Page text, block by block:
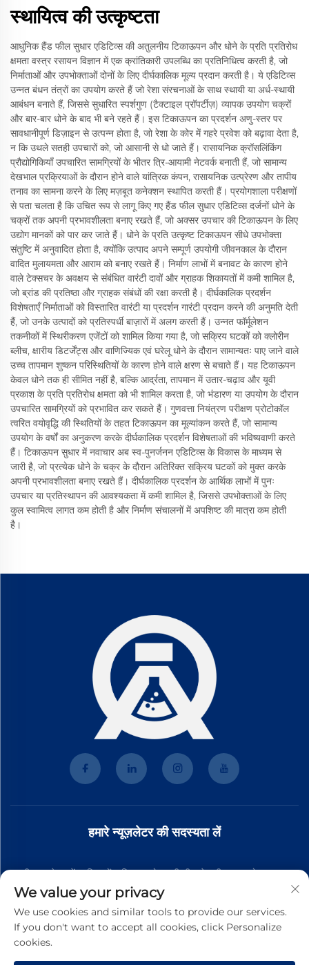
स्थायित्व की उत्कृष्टता
आधुनिक हैंड फील सुधार एडिटिव्स की अतुलनीय टिकाऊपन और धोने के प्रति प्रतिरोध
क्षमता वस्त्र रसायन विज्ञान में एक क्रांतिकारी उपलब्धि का प्रतिनिधित्व करती है, जो
निर्माताओं और उपभोक्ताओं दोनों के लिए दीर्घकालिक मूल्य प्रदान करती है। ये एडिटिव्स
उन्नत बंधन तंत्रों का उपयोग करते हैं जो रेशा संरचनाओं के साथ स्थायी या अर्ध-स्थायी
आबंधन बनाते हैं, जिससे सुधारित स्पर्शगुण (टैक्टाइल प्रॉपर्टीज़) व्यापक उपयोग चक्रों
और बार-बार धोने के बाद भी बने रहते हैं। इस टिकाऊपन का प्रदर्शन अणु-स्तर पर
सावधानीपूर्ण डिज़ाइन से उत्पन्न होता है, जो रेशा के कोर में गहरे प्रवेश को बढ़ावा देता है,
न कि उथले सतही उपचारों को, जो आसानी से धो जाते हैं। रासायनिक क्रॉसलिंकिंग
प्रौद्योगिकियाँ उपचारित सामग्रियों के भीतर त्रि-आयामी नेटवर्क बनाती हैं, जो सामान्य
देखभाल प्रक्रियाओं के दौरान होने वाले यांत्रिक कंपन, रासायनिक उत्प्रेरण और तापीय
तनाव का सामना करने के लिए मज़बूत कनेक्शन स्थापित करती हैं। प्रयोगशाला परीक्षणों
से पता चलता है कि उचित रूप से लागू किए गए हैंड फील सुधार एडिटिव्स दर्जनों धोने के
चक्रों तक अपनी प्रभावशीलता बनाए रखते हैं, जो अक्सर उपचार की टिकाऊपन के लिए
उद्योग मानकों को पार कर जाते हैं। धोने के प्रति उत्कृष्ट टिकाऊपन सीधे उपभोक्ता
संतुष्टि में अनुवादित होता है, क्योंकि उत्पाद अपने सम्पूर्ण उपयोगी जीवनकाल के दौरान
वादित मुलायमता और आराम को बनाए रखते हैं। निर्माण लाभों में बनावट के कारण होने
वाले टेक्सचर के अवक्षय से संबंधित वारंटी दावों और ग्राहक शिकायतों में कमी शामिल है,
जो ब्रांड की प्रतिष्ठा और ग्राहक संबंधों की रक्षा करती है। दीर्घकालिक प्रदर्शन
विशेषताएँ निर्माताओं को विस्तारित वारंटी या प्रदर्शन गारंटी प्रदान करने की अनुमति देती
हैं, जो उनके उत्पादों को प्रतिस्पर्धी बाज़ारों में अलग करती हैं। उन्नत फॉर्मूलेशन
तकनीकों में स्थिरीकरण एजेंटों को शामिल किया गया है, जो सक्रिय घटकों को क्लोरीन
ब्लीच, क्षारीय डिटर्जेंट्स और वाणिज्यिक एवं घरेलू धोने के दौरान सामान्यतः पाए जाने वाले
उच्च तापमान शुष्कन परिस्थितियों के कारण होने वाले क्षरण से बचाते हैं। यह टिकाऊपन
केवल धोने तक ही सीमित नहीं है, बल्कि आर्द्रता, तापमान में उतार-चढ़ाव और यूवी
प्रकाश के प्रति प्रतिरोध क्षमता को भी शामिल करता है, जो भंडारण या उपयोग के दौरान
उपचारित सामग्रियों को प्रभावित कर सकते हैं। गुणवत्ता नियंत्रण परीक्षण प्रोटोकॉल
त्वरित वयोवृद्धि की स्थितियों के तहत टिकाऊपन का मूल्यांकन करते हैं, जो सामान्य
उपयोग के वर्षों का अनुकरण करके दीर्घकालिक प्रदर्शन विशेषताओं की भविष्यवाणी करते
हैं। टिकाऊपन सुधार में नवाचार अब स्व-पुनर्जनन एडिटिव्स के विकास के माध्यम से
जारी है, जो प्रत्येक धोने के चक्र के दौरान अतिरिक्त सक्रिय घटकों को मुक्त करके
अपनी प्रभावशीलता बनाए रखते हैं। दीर्घकालिक प्रदर्शन के आर्थिक लाभों में पुनः
उपचार या प्रतिस्थापन की आवश्यकता में कमी शामिल है, जिससे उपभोक्ताओं के लिए
कुल स्वामित्व लागत कम होती है और निर्माण संचालनों में अपशिष्ट की मात्रा कम होती
है।
हमारे न्यूज़लेटर की सदस्यता लें
हमारी न्यूज़लेटर में शामिल हों ताकि आपको हमारी टीम से नवीनतम उद्योग समाचार,
अपडेट और अंतर्दृष्टि प्राप्त हो।
We value your privacy
We use cookies and similar tools to provide our services.
If you don't want to accept all cookies, click Personalize
cookies.